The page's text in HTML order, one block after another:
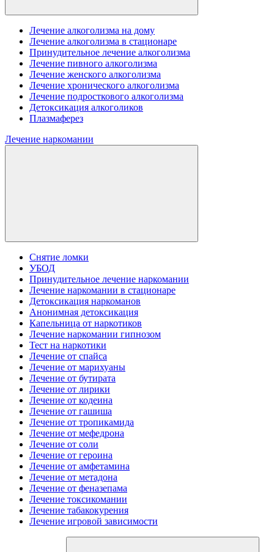
Лечение алкоголизма на дому
Лечение алкоголизма в стационаре
Принудительное лечение алкоголизма
Лечение пивного алкоголизма
Лечение женского алкоголизма
Лечение хронического алкоголизма
Лечение подросткового алкоголизма
Детоксикация алкоголиков
Плазмаферез
Лечение наркомании
Снятие ломки
УБОД
Принудительное лечение наркомании
Лечение наркомании в стационаре
Детоксикация наркоманов
Анонимная детоксикация
Капельница от наркотиков
Лечение наркомании гипнозом
Тест на наркотики
Лечение от спайса
Лечение от марихуаны
Лечение от бутирата
Лечение от лирики
Лечение от кодеина
Лечение от гашиша
Лечение от тропикамида
Лечение от мефедрона
Лечение от соли
Лечение от героина
Лечение от амфетамина
Лечение от метадона
Лечение от феназепама
Лечение токсикомании
Лечение табакокурения
Лечение игровой зависимости